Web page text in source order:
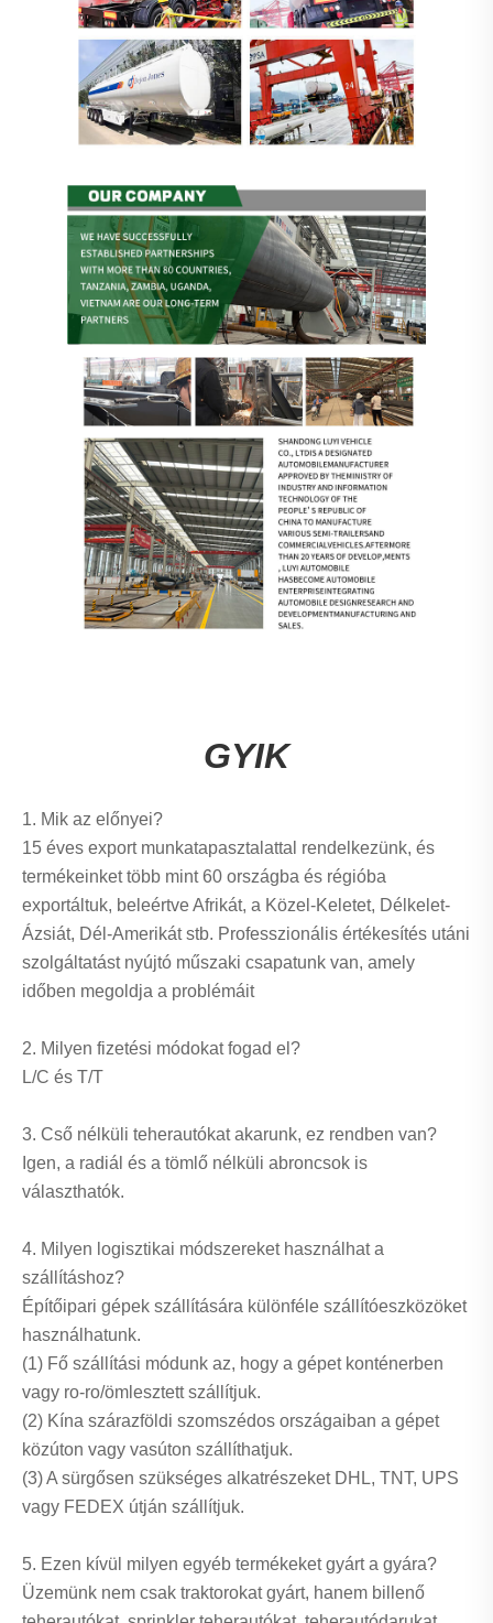
GYIK
1. Mik az előnyei?
15 éves export munkatapasztalattal rendelkezünk, és
termékeinket több mint 60 országba és régióba
exportáltuk, beleértve Afrikát, a Közel-Keletet, Délkelet-
Ázsiát, Dél-Amerikát stb. Professzionális értékesítés utáni
szolgáltatást nyújtó műszaki csapatunk van, amely
időben megoldja a problémáit
2. Milyen fizetési módokat fogad el?
L/C és T/T
3. Cső nélküli teherautókat akarunk, ez rendben van?
Igen, a radiál és a tömlő nélküli abroncsok is
választhatók.
4. Milyen logisztikai módszereket használhat a
szállításhoz?
Építőipari gépek szállítására különféle szállítóeszközöket
használhatunk.
(1) Fő szállítási módunk az, hogy a gépet konténerben
vagy ro-ro/ömlesztett szállítjuk.
(2) Kína szárazföldi szomszédos országaiban a gépet
közúton vagy vasúton szállíthatjuk.
(3) A sürgősen szükséges alkatrészeket DHL, TNT, UPS
vagy FEDEX útján szállítjuk.
5. Ezen kívül milyen egyéb termékeket gyárt a gyára?
Üzemünk nem csak traktorokat gyárt, hanem billenő